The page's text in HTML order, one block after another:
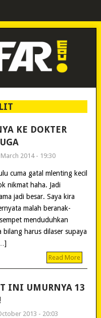
KE DOKTER
March 2014 - 19:30
cuma gatal mlenting kecil
nikmat haha. Jadi
jadi besar. Saya kira
malah beranak-
menduduhkan
harus dilaser supaya
Read More
INI UMURNYA 13
2013 - 20:03